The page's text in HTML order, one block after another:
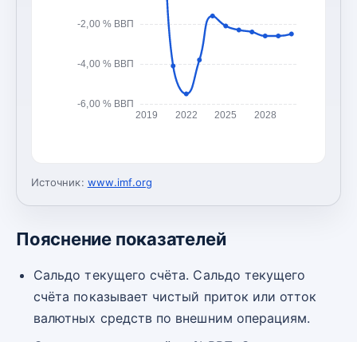
-6,00 % ВВП
-4,00 % ВВП
-2,00 % ВВП
2019 2022 2025 2028
Источник: www.imf.org
Пояснение показателей
Сальдо текущего счёта. Сальдо текущего
счёта показывает чистый приток или отток
валютных средств по внешним операциям.